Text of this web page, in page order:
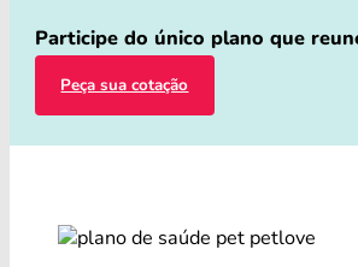
Participe do único plano que
Peça sua cotação